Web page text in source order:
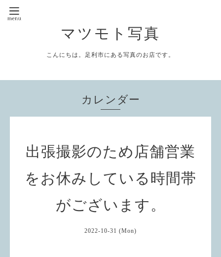
マツモト写真
こんにちは。足利市にある写真のお店です。
カレンダー
出張撮影のため店舗営業
をお休みしている時間帯
がございます。
2022-10-31 (Mon)